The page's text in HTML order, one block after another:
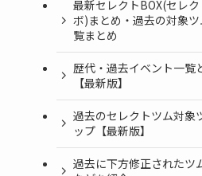
最新セレクトBOX(セレ
ボ)まとめ・過去の対象
覧まとめ
歴代・過去イベント一覧
【最新版】
過去のセレクトツム対象
ップ【最新版】
過去に下方修正されたツ